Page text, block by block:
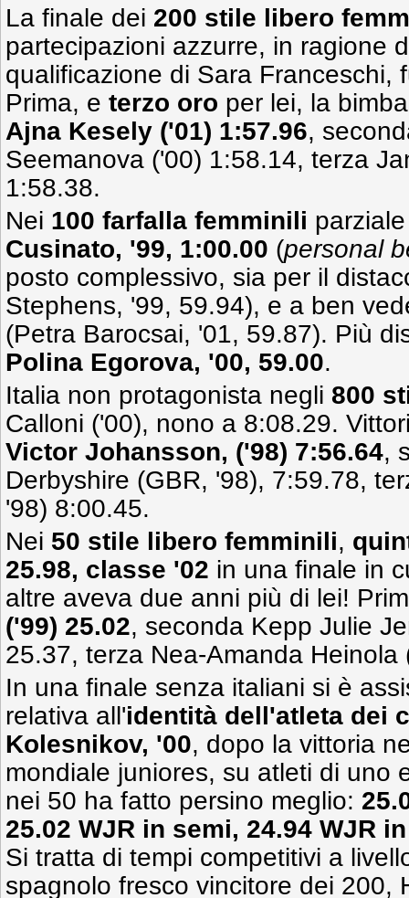
La finale dei 200 stile libero
partecipazioni azzurre, in ragione
qualificazione di Sara Franceschi,
Prima, e terzo oro per lei, la
Ajna Kesely ('01) 1:57.96,
Seemanova ('00) 1:58.14, terza
1:58.38.
Nei 100 farfalla femminili
Cusinato, '99, 1:00.00 (personal
posto complessivo, sia per il
Stephens, '99, 59.94), e a ben
(Petra Barocsai, '01, 59.87). Più
Polina Egorova, '00, 59.00.
Italia non protagonista negli 800
Calloni ('00), nono a 8:08.29.
Victor Johansson, ('98) 7:56.64,
Derbyshire (GBR, '98), 7:59.78,
'98) 8:00.45.
Nei 50 stile libero femminili,
25.98, classe '02 in una finale in
altre aveva due anni più di lei!
('99) 25.02, seconda Kepp Julie
25.37, terza Nea-Amanda Heinola
In una finale senza italiani si è
relativa all'identità dell'atleta dei
Kolesnikov, '00, dopo la vittoria
mondiale juniores, su atleti di uno
nei 50 ha fatto persino meglio:
25.02 WJR in semi, 24.94 WJR
Si tratta di tempi competitivi a
spagnolo fresco vincitore dei 200,